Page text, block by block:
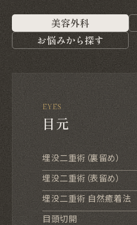
美容外科
お悩みから探す
EYES
目元
埋没二重術（裏留め）
埋没二重術（表留め）
埋没二重術 自然癒着法
目頭切開